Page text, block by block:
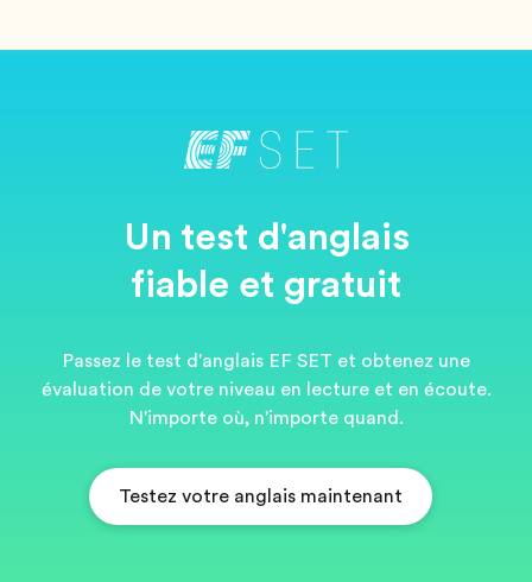
Un test d'anglais
fiable et gratuit
Passez le test d'anglais EF SET et obtenez une
évaluation de votre niveau en lecture et en écoute.
N'importe où, n'importe quand.
Testez votre anglais maintenant